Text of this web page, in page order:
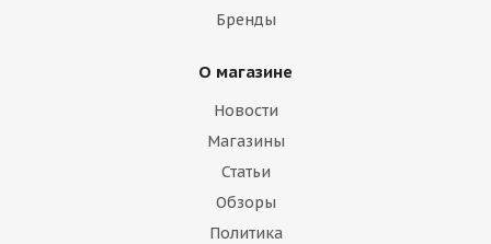
Бренды
О магазине
Новости
Магазины
Статьи
Обзоры
Политика